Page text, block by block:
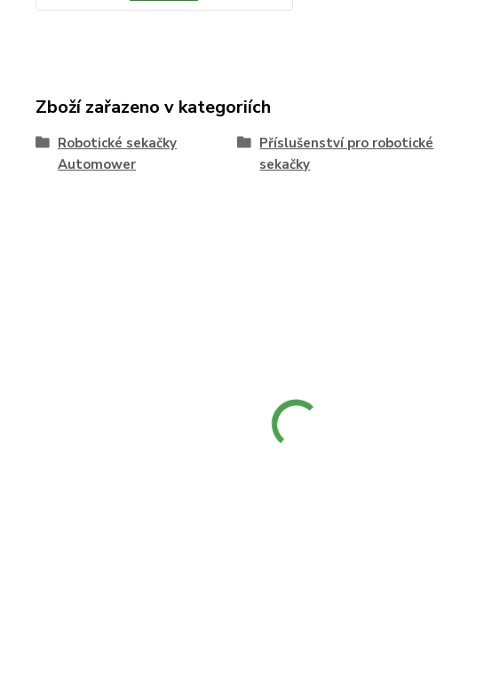
Zboží zařazeno v kategoriích
Robotické sekačky
Automower
Příslušenství pro robotické
sekačky